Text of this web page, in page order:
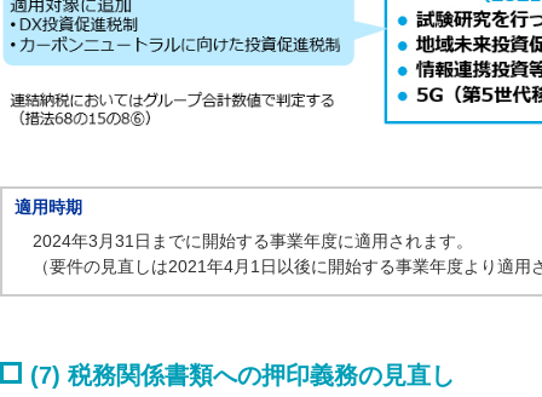
適用時期
2024年3月31日までに開始する事業年度に適用されます。
（要件の見直しは2021年4月1日以後に開始する事業年度より適用
(7) 税務関係書類への押印義務の見直し